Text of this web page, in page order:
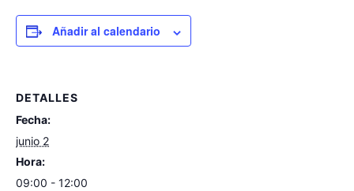
Añadir al calendario
DETALLES
Fecha:
junio 2
Hora:
09:00 - 12:00